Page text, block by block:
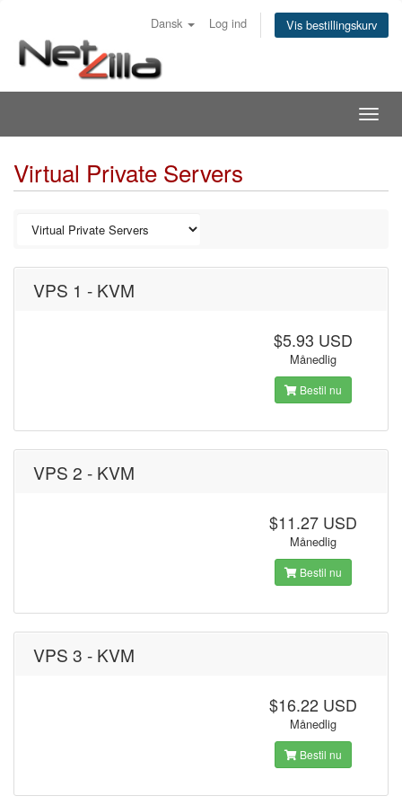
Dansk Log ind Vis bestillingskurv
Virtual Private Servers
VPS 1 - KVM
$5.93 USD
Månedlig
Bestil nu
VPS 2 - KVM
$11.27 USD
Månedlig
Bestil nu
VPS 3 - KVM
$16.22 USD
Månedlig
Bestil nu